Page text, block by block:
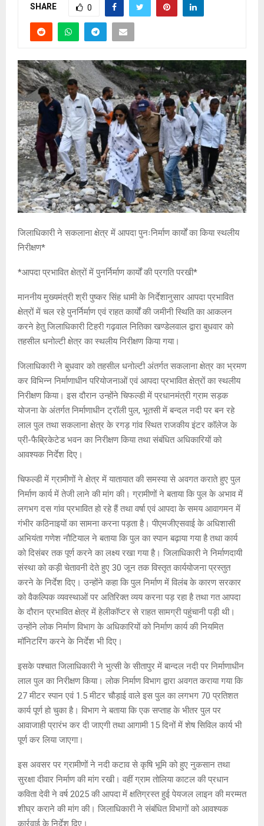
SHARE 0
जिलाधिकारी ने सकलाना क्षेत्र में आपदा पुनःनिर्माण कार्यों का किया स्थलीय
निरीक्षण*
*आपदा प्रभावित क्षेत्रों में पुनर्निर्माण कार्यों की प्रगति परखी*
माननीय मुख्यमंत्री श्री पुष्कर सिंह धामी के निर्देशानुसार आपदा प्रभावित
क्षेत्रों में चल रहे पुनर्निर्माण एवं राहत कार्यों की जमीनी स्थिति का आकलन
करने हेतु जिलाधिकारी टिहरी गढ़वाल नितिका खण्डेलवाल द्वारा बुधवार को
तहसील धनोल्टी क्षेत्र का स्थलीय निरीक्षण किया गया।
जिलाधिकारी ने बुधवार को तहसील धनोल्टी अंतर्गत सकलाना क्षेत्र का भ्रमण
कर विभिन्न निर्माणाधीन परियोजनाओं एवं आपदा प्रभावित क्षेत्रों का स्थलीय
निरीक्षण किया। इस दौरान उन्होंने चिफल्डी में प्रधानमंत्री ग्राम सड़क
योजना के अंतर्गत निर्माणाधीन ट्रॉली पुल, भूतसी में बन्दल नदी पर बन रहे
लाल पुल तथा सकलाना क्षेत्र के रगड़ गांव स्थित राजकीय इंटर कॉलेज के
प्री-फैब्रिकेटेड भवन का निरीक्षण किया तथा संबंधित अधिकारियों को
आवश्यक निर्देश दिए।
चिफल्डी में ग्रामीणों ने क्षेत्र में यातायात की समस्या से अवगत कराते हुए पुल
निर्माण कार्य में तेजी लाने की मांग की। ग्रामीणों ने बताया कि पुल के अभाव में
लगभग दस गांव प्रभावित हो रहे हैं तथा वर्षा एवं आपदा के समय आवागमन में
गंभीर कठिनाइयों का सामना करना पड़ता है। पीएमजीएसवाई के अधिशासी
अभियंता गणेश नौटियाल ने बताया कि पुल का स्पान बढ़ाया गया है तथा कार्य
को दिसंबर तक पूर्ण करने का लक्ष्य रखा गया है। जिलाधिकारी ने निर्माणदायी
संस्था को कड़ी चेतावनी देते हुए 30 जून तक विस्तृत कार्ययोजना प्रस्तुत
करने के निर्देश दिए। उन्होंने कहा कि पुल निर्माण में विलंब के कारण सरकार
को वैकल्पिक व्यवस्थाओं पर अतिरिक्त व्यय करना पड़ रहा है तथा गत आपदा
के दौरान प्रभावित क्षेत्र में हेलीकॉप्टर से राहत सामग्री पहुंचानी पड़ी थी।
उन्होंने लोक निर्माण विभाग के अधिकारियों को निर्माण कार्य की नियमित
मॉनिटरिंग करने के निर्देश भी दिए।
इसके पश्चात जिलाधिकारी ने भुत्सी के सीतापुर में बान्दल नदी पर निर्माणाधीन
लाल पुल का निरीक्षण किया। लोक निर्माण विभाग द्वारा अवगत कराया गया कि
27 मीटर स्पान एवं 1.5 मीटर चौड़ाई वाले इस पुल का लगभग 70 प्रतिशत
कार्य पूर्ण हो चुका है। विभाग ने बताया कि एक सप्ताह के भीतर पुल पर
आवाजाही प्रारंभ कर दी जाएगी तथा आगामी 15 दिनों में शेष सिविल कार्य भी
पूर्ण कर लिया जाएगा।
इस अवसर पर ग्रामीणों ने नदी कटाव से कृषि भूमि को हुए नुकसान तथा
सुरक्षा दीवार निर्माण की मांग रखी। वहीं ग्राम तोलिया काटल की प्रधान
कविता देवी ने वर्ष 2025 की आपदा में क्षतिग्रस्त हुई पेयजल लाइन की मरम्मत
शीघ्र कराने की मांग की। जिलाधिकारी ने संबंधित विभागों को आवश्यक
कार्रवाई के निर्देश दिए।